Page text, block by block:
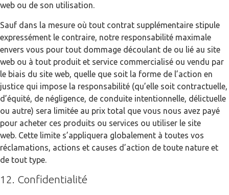
web ou de son utilisation.
Sauf dans la mesure où tout contrat supplémentaire stipule
expressément le contraire, notre responsabilité maximale
envers vous pour tout dommage découlant de ou lié au site
web ou à tout produit et service commercialisé ou vendu par
le biais du site web, quelle que soit la forme de l’action en
justice qui impose la responsabilité (qu’elle soit contractuelle,
d’équité, de négligence, de conduite intentionnelle, délictuelle
ou autre) sera limitée au prix total que vous nous avez payé
pour acheter ces produits ou services ou utiliser le site
web. Cette limite s’appliquera globalement à toutes vos
réclamations, actions et causes d’action de toute nature et
de tout type.
12. Confidentialité